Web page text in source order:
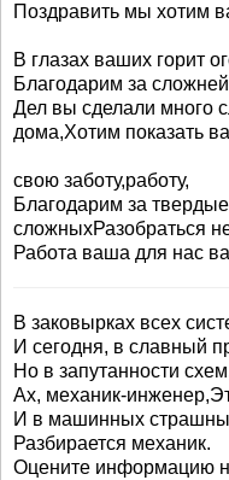
Поздравить мы хотим
В глазах ваших горит
Благодарим за
Дел вы сделали много
дома,Хотим показать
свою заботу,работу,
Благодарим за
сложныхРазобраться
Работа ваша для нас
В заковырках всех
И сегодня, в славный
Но в запутанности
Ах, механик-
И в машинных
Разбирается механик.
Оцените информацию